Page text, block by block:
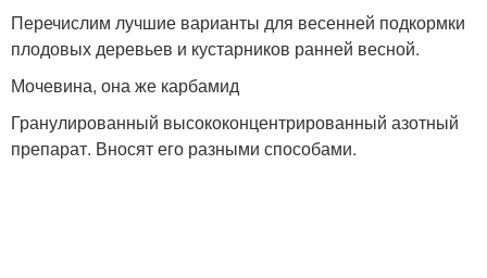
Перечислим лучшие варианты для весенней подкормки
плодовых деревьев и кустарников ранней весной.
Мочевина, она же карбамид
Гранулированный высококонцентрированный азотный
препарат. Вносят его разными способами.